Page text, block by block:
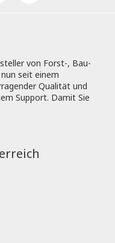
von Forst-, Bau-
seit einem
Qualität und
Support. Damit Sie